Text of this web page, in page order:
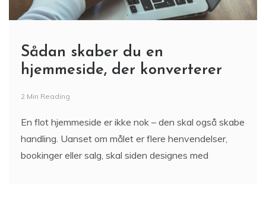
Sådan skaber du en
hjemmeside, der konverterer
2 Min Reading
En flot hjemmeside er ikke nok – den skal også skabe
handling. Uanset om målet er flere henvendelser,
bookinger eller salg, skal siden designes med